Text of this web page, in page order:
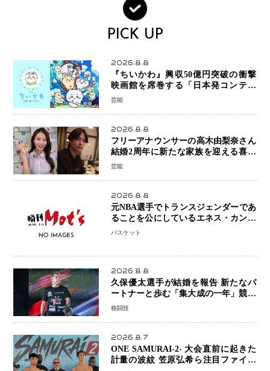
PICK UP
2026.8.8
『ちいかわ』興収50億円突破の衝撃
映画館を席巻する「日本発コンテン
ツ」の強さ スパイダーマン、モアナ
芸能
2026.8.8
フリーアナウンサーの高木由梨奈さん
結婚2周年に新たな家族を迎える喜び
を報告 夫・岸田タツヤさんと連名
芸能
2026.8.8
元NBA選手でトランスジェンダーであ
ることを公にしているエネス・カンタ
ーがWNBAドラフト参戦を表明「参加
バスケット
2026.8.8
久保優太選手が結婚を報告 新たなパ
ートナーと歩む「集大成の一年」競技
生活を支える存在に感謝
格闘技
2026.8.7
ONE SAMURAI-2- 大会直前に起きた
計量の波紋 笠原弘希ら注目ファイタ